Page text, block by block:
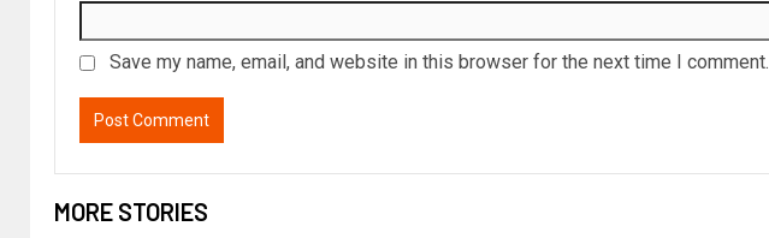
Save my name, email, and website in this browser for the next time I comment.
MORE STORIES